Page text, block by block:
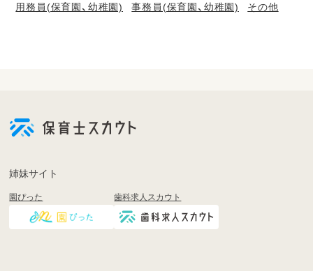
用務員(保育園、幼稚園)
事務員(保育園、幼稚園) その他
登
く
姉妹サイト
園ぴった 歯科求人スカウト